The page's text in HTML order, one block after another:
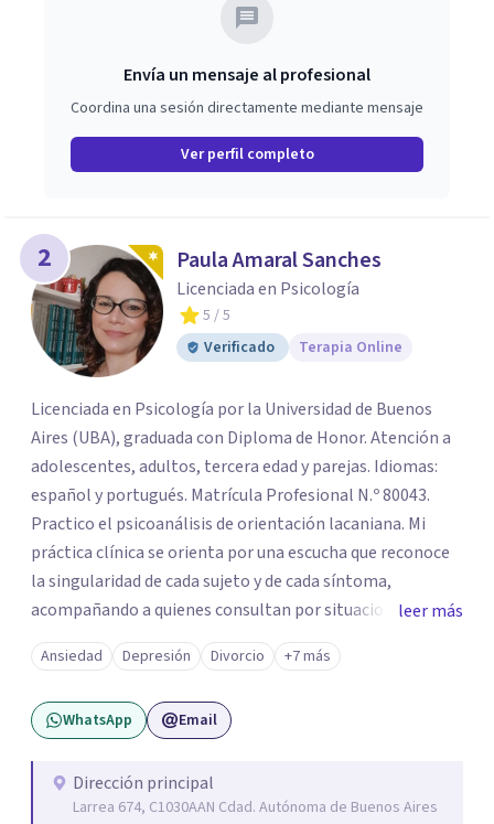
Envía un mensaje al profesional
Coordina una sesión directamente mediante mensaje
Ver perfil completo
2 Paula Amaral Sanches
Licenciada en Psicología
5 / 5
Verificado
Terapia Online
Licenciada en Psicología por la Universidad de Buenos
Aires (UBA), graduada con Diploma de Honor. Atención a
adolescentes, adultos, tercera edad y parejas. Idiomas:
español y portugués. Matrícula Profesional N.º 80043.
Practico el psicoanálisis de orientación lacaniana. Mi
práctica clínica se orienta por una escucha que reconoce
la singularidad de cada sujeto y de cada síntoma,
acompañando a quienes consultan por situaciones de
angustia, dificultades en los vínculos, inhibiciones,
duelos, crisis vitales, padecimientos subjetivos y otros
modos de malestar. La práctica analítica propone un
espacio de palabra donde cada sujeto pueda interrogar
construcción de una respuesta singular frente a su
malestar.
leer más
Ansiedad Depresión Divorcio +7 más
WhatsApp Email
Dirección principal
Larrea 674, C1030AAN Cdad. Autónoma de Buenos Aires